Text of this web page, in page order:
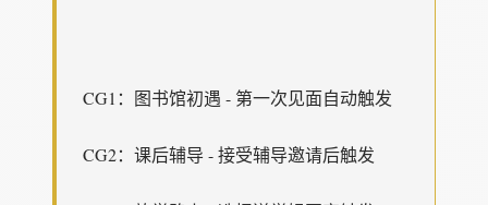
CG1：图书馆初遇 - 第一次见面自动触发
CG2：课后辅导 - 接受辅导邀请后触发